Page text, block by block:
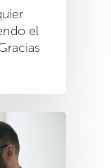
el